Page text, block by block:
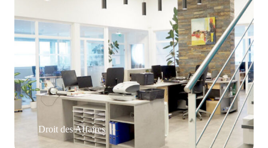
Droit des Affaires